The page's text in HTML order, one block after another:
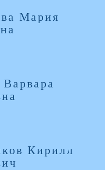
Мария
Кирилл